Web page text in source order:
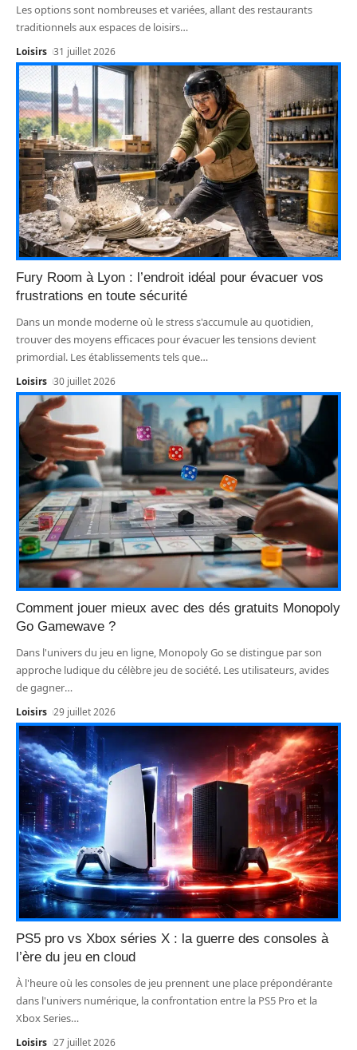
Les options sont nombreuses et variées, allant des restaurants
traditionnels aux espaces de loisirs…
Loisirs 31 juillet 2026
Fury Room à Lyon : l’endroit idéal pour évacuer vos
frustrations en toute sécurité
Dans un monde moderne où le stress s'accumule au quotidien,
trouver des moyens efficaces pour évacuer les tensions devient
primordial. Les établissements tels que…
Loisirs 30 juillet 2026
Comment jouer mieux avec des dés gratuits Monopoly
Go Gamewave ?
Dans l'univers du jeu en ligne, Monopoly Go se distingue par son
approche ludique du célèbre jeu de société. Les utilisateurs, avides
de gagner…
Loisirs 29 juillet 2026
PS5 pro vs Xbox séries X : la guerre des consoles à
l’ère du jeu en cloud
À l'heure où les consoles de jeu prennent une place prépondérante
dans l'univers numérique, la confrontation entre la PS5 Pro et la
Xbox Series…
Loisirs 27 juillet 2026